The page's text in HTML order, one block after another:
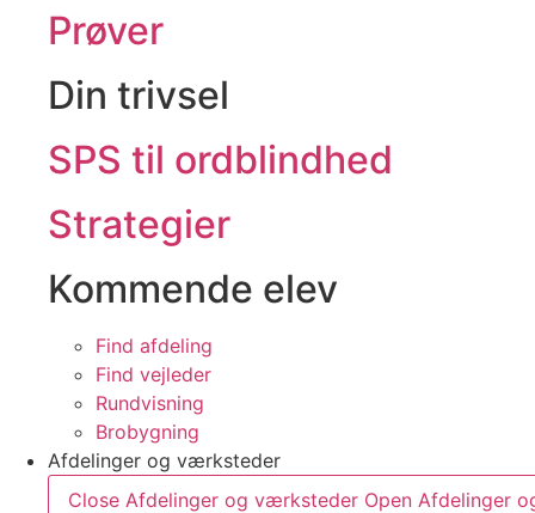
Prøver
Din trivsel
SPS til ordblindhed
Strategier
Kommende elev
Find afdeling
Find vejleder
Rundvisning
Brobygning
Afdelinger og værksteder
Close Afdelinger og værksteder Open Afdelinger